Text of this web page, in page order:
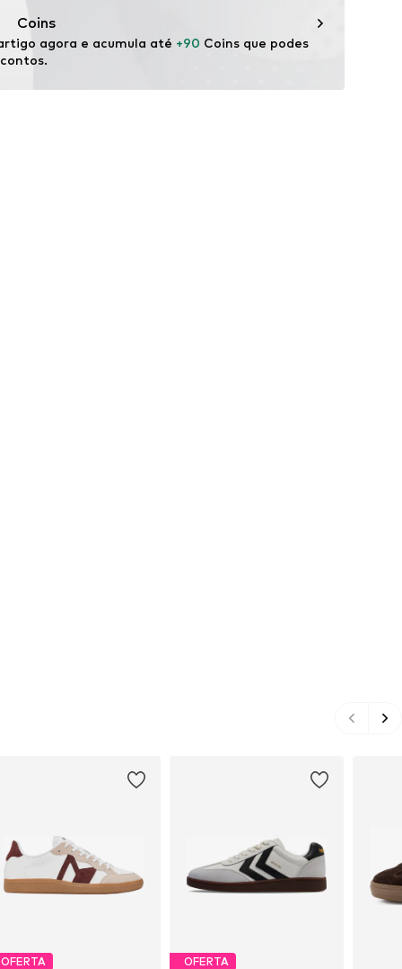
Coins
agora e acumula até +90 Coins que podes
OFERTA OFERTA